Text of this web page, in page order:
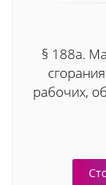
§ 188а.
рабочих,